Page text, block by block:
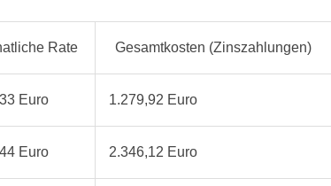
Rate Gesamtkosten (Zinszahlungen)
Euro 1.279,92 Euro
Euro 2.346,12 Euro